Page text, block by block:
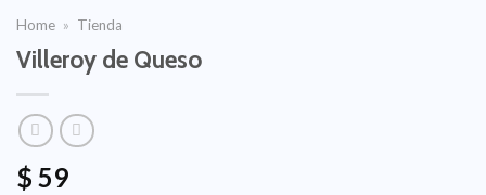
Home » Tienda
Villeroy de Queso
$ 59